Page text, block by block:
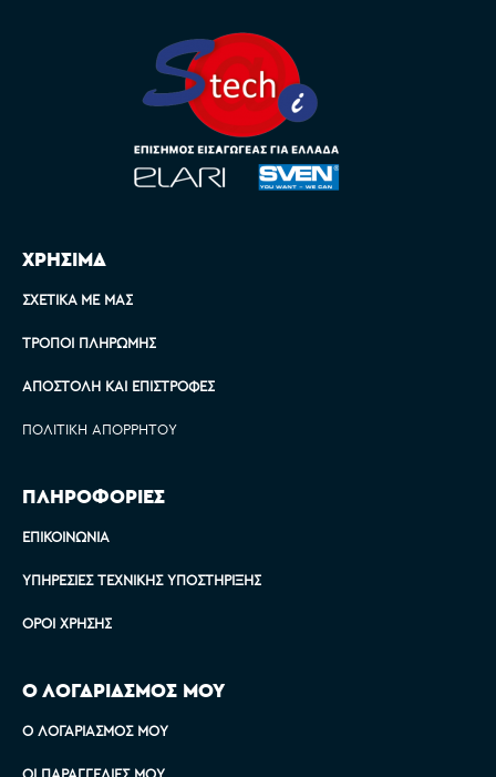
ΧΡΗΣΙΜΑ
ΣΧΕΤΙΚΆ ΜΕ ΜΑΣ
ΤΡΌΠΟΙ ΠΛΗΡΩΜΉΣ
ΑΠΟΣΤΟΛΉ ΚΑΙ ΕΠΙΣΤΡΟΦΈΣ
ΠΟΛΙΤΙΚΉ ΑΠΟΡΡΉΤΟΥ
ΠΛΗΡΟΦΟΡΙΕΣ
ΕΠΙΚΟΙΝΩΝΊΑ
ΥΠΗΡΕΣΊΕΣ ΤΕΧΝΙΚΉΣ ΥΠΟΣΤΉΡΙΞΗΣ
ΌΡΟΙ ΧΡΉΣΗΣ
Ο ΛΟΓΑΡΙΑΣΜΟΣ ΜΟΥ
Ο ΛΟΓΑΡΙΑΣΜΌΣ ΜΟΥ